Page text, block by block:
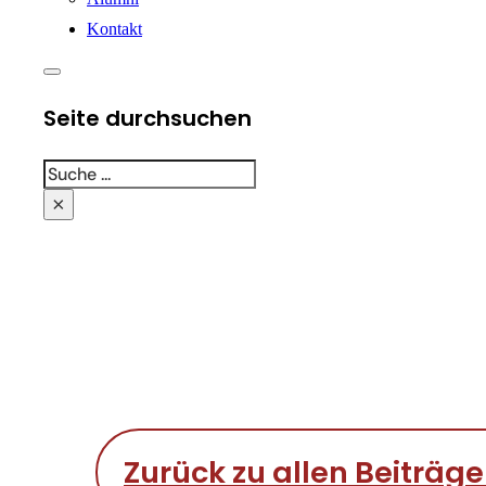
Kontakt
Seite durchsuchen
Suchen
×
Zurück zu allen